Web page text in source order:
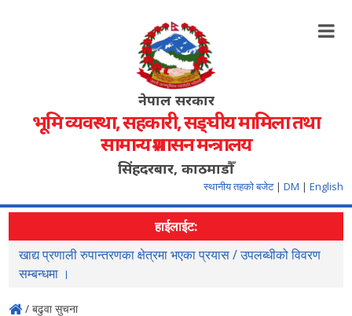
नेपाल सरकार
भूमि व्यवस्था, सहकारी, सङ्‍घीय मामिला तथा
सामान्य प्रशासन मन्त्रालय
सिंहदरबार, काठमाडौँ
स्थानीय तहको बजेट | DM | English
हाईलाईट:
खाद्य प्रणाली रुपान्तरणका क्षेत्रमा भएका प्रयास / उपलब्धीको विवरण
सम्बन्धमा ।
/ बढुवा सुचना